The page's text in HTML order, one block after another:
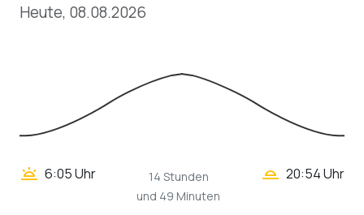
Heute, 08.08.2026
wb_twilight 6:05 Uhr
14 Stunden
und 49 Minuten
wb_twilight_2 20:54 Uhr